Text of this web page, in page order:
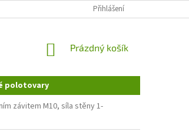
REKLAMAČNÍ ŘÁD
Přihlášení
NÁKUPNÍ
Prázdný košík
polotovary
závitem M10, síla stěny 1-